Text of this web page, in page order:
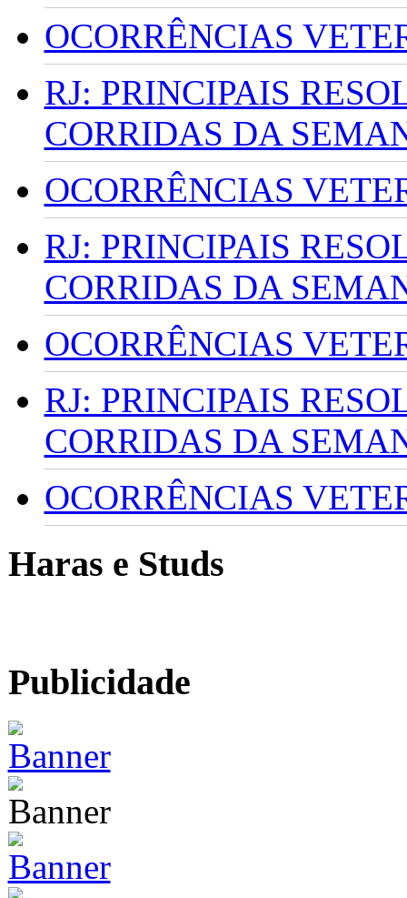
OCORRÊNCIAS
RJ: PRINCIPAIS
CORRIDAS DA
OCORRÊNCIAS
RJ: PRINCIPAIS
CORRIDAS DA
OCORRÊNCIAS
RJ: PRINCIPAIS
CORRIDAS DA
OCORRÊNCIAS
Haras e Studs
Publicidade